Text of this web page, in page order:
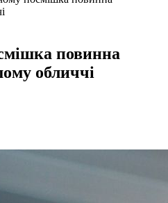
повинна
обличчі